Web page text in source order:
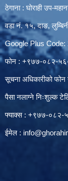
ठेगाना : घोराही उप-
वडा नं. १५, दाङ,
Google Plus
फोन : +९७७-०८२-
सूचना अधिकारीको
पैसा नलाग्ने निःशुल्क
फ्याक्स : +९७७-०८२-
ईमेल :